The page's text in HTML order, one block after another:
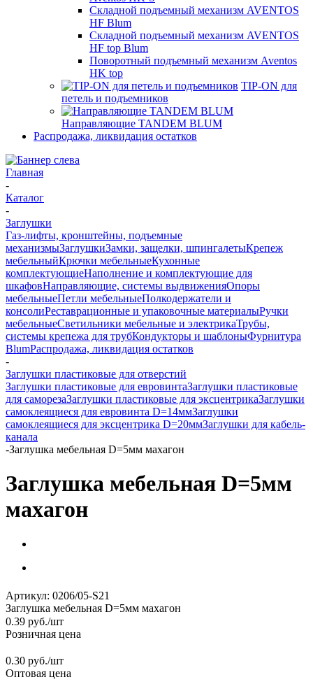
Складной подъемный механизм AVENTOS
HF Blum
Складной подъемный механизм AVENTOS
HF top Blum
Поворотный подъемный механизм Aventos
HK top
TIP-ON для
петель и подъемников
Направляющие TANDEM BLUM
Распродажа, ликвидация остатков
Главная
-
Каталог
-
Заглушки
Газ-лифты, кронштейны, подъемные
механизмыЗаглушкиЗамки, защелки, шпингалетыКрепеж
мебельныйКрючки мебельныеКухонные
комплектующиеНаполнение и комплектующие для
шкафовНаправляющие, системы выдвиженияОпоры
мебельныеПетли мебельныеПолкодержатели и
консолиРеставрационные и упаковочные материалыРучки
мебельныеСветильники мебельные и электрикаТрубы,
системы крепежа для трубКондукторы и шаблоныФурнитура
BlumРаспродажа, ликвидация остатков
-
Заглушки пластиковые для отверстий
Заглушки пластиковые для евровинтаЗаглушки пластиковые
для саморезаЗаглушки пластиковые для эксцентрикаЗаглушки
самоклеящиеся для евровинта D=14ммЗаглушки
самоклеящиеся для эксцентрика D=20ммЗаглушки для кабель-
канала
-Заглушка мебельная D=5мм махагон
Заглушка мебельная D=5мм
махагон
Артикул: 0206/05-S21
Заглушка мебельная D=5мм махагон
0.39 руб./шт
Розничная цена
0.30 руб./шт
Оптовая цена